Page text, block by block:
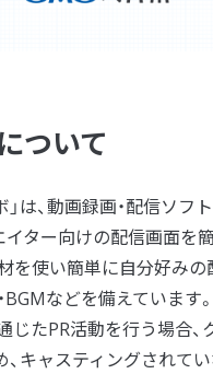
ついて
は、動画録画・配信ソフト
ター向けの配信画面を
を使い簡単に自分好み
などを備えています。
たPR活動を行う場合
キャスティングされて